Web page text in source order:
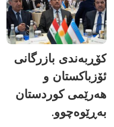
کۆڕبەندی بازرگانی
ئۆزباکستان و
هەرێمی کوردستان
بەڕێوەچوو.